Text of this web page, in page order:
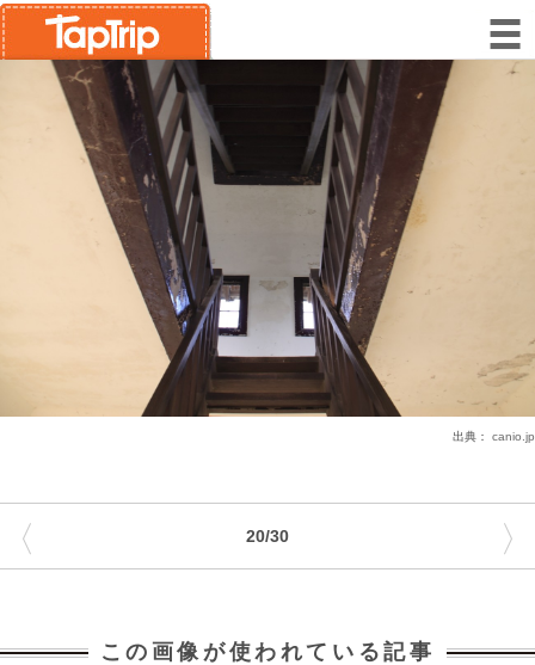
出典： canio.jp
20/30
〈 〉
この画像が使われている記事